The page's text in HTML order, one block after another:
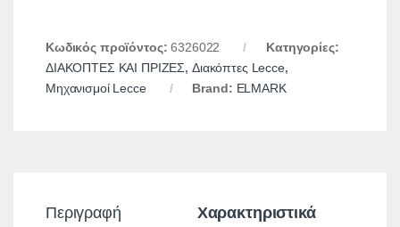
Κωδικός προϊόντος:6326022
Κατηγορίες:
ΔΙΑΚΟΠΤΕΣ ΚΑΙ ΠΡΙΖΕΣ, Διακόπτες Lecce,
Μηχανισμοί Lecce
Brand: ELMARK
Περιγραφή Χαρακτηριστικά